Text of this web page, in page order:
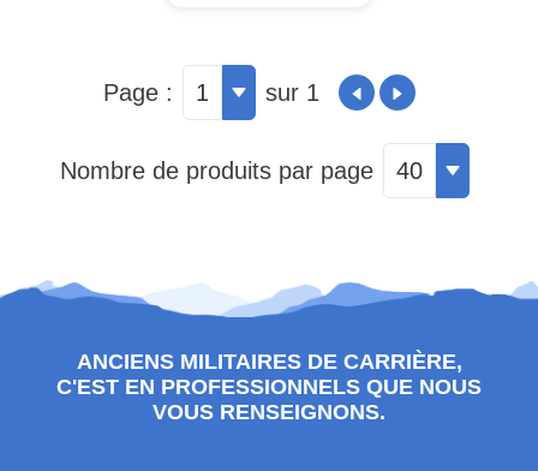
Page : 1 sur 1
Nombre de produits par page 40
ANCIENS MILITAIRES DE CARRIÈRE,
C'EST EN PROFESSIONNELS QUE NOUS
VOUS RENSEIGNONS.